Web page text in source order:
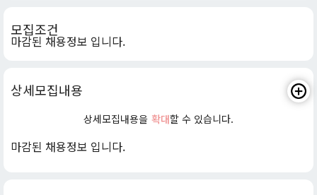
모집조건
마감된 채용정보 입니다.
상세모집내용
상세모집내용을 확대할 수 있습니다.
마감된 채용정보 입니다.